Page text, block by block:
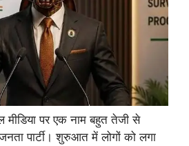
पर एक नाम बहुत तेजी से
पार्टी। शुरुआत में लोगों को लगा